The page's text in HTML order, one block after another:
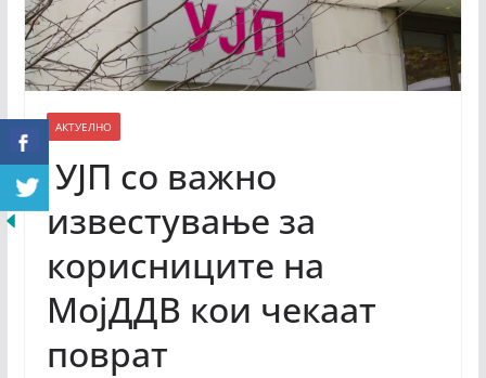
АКТУЕЛНО
УЈП со важно
известување за
корисниците на
МојДДВ кои чекаат
поврат